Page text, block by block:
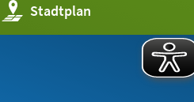
Stadtplan
(Öffnet
in
einem